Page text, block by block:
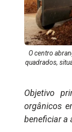
O centro
quadrados,
Objetivo
orgânicos
beneficiar a